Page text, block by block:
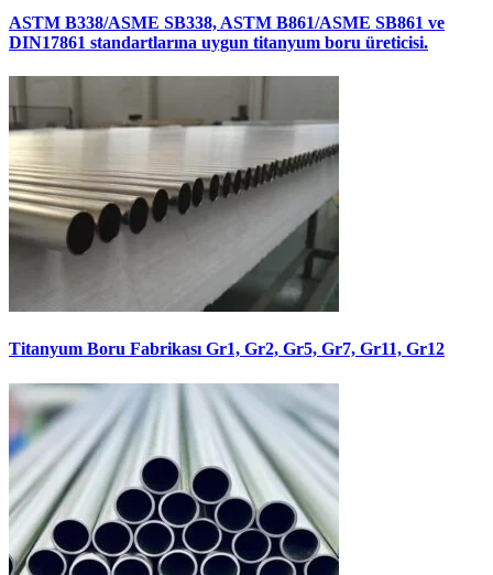
ASTM B338/ASME SB338, ASTM B861/ASME SB861 ve
DIN17861 standartlarına uygun titanyum boru üreticisi.
Titanyum Boru Fabrikası Gr1, Gr2, Gr5, Gr7, Gr11, Gr12